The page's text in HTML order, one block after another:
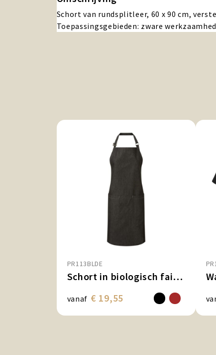
Schort van rundsplitleer, 60 x 90 cm,
Toepassingsgebieden: zware
PR113BLDE
Schort in biologisch fairtradedenim
vanaf € 19,55